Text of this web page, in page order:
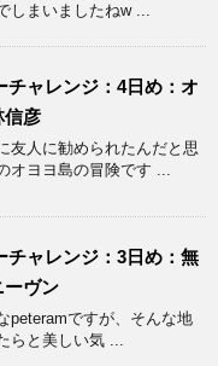
しまいましたねw ...
チャレンジ：4日め：オ
信彦
友人に勧められたんだと思
オヨヨ島の冒険です ...
チャレンジ：3日め：無
ーヴン
peteramですが、そんな地
らと美しい気 ...